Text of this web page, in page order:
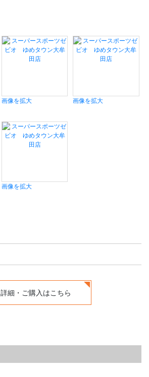
画像を拡大 画像を拡大
画像を拡大
詳細・ご購入はこちら